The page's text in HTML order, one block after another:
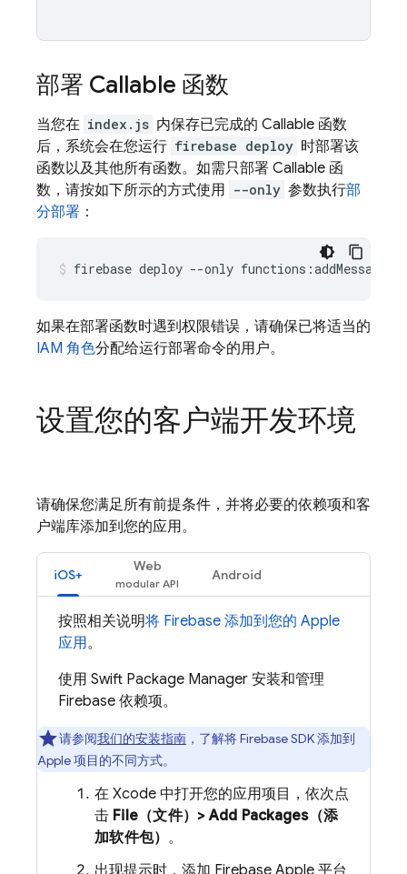
部署 Callable 函数
当您在 index.js 内保存已完成的 Callable 函数
后，系统会在您运行 firebase deploy 时部署该
函数以及其他所有函数。如需只部署 Callable 函
数，请按如下所示的方式使用 --only 参数执行部
分部署 ：
如果在部署函数时遇到权限错误，请确保已将适当的
IAM 角色分配给运行部署命令的用户。
设置您的客户端开发环境
请确保您满足所有前提条件，并将必要的依赖项和客
户端库添加到您的应用。
iOS+
Web
Android
按照相关说明将 Firebase 添加到您的 Apple
应用。
使用 Swift Package Manager 安装和管理
Firebase 依赖项。
请参阅我们的安装指南 ，了解将 Firebase SDK 添加到
Apple 项目的不同方式。
在 Xcode 中打开您的应用项目，依次点
击 File（文件）> Add Packages（添
加软件包） 。
出现提示时，添加 Firebase Apple 平台